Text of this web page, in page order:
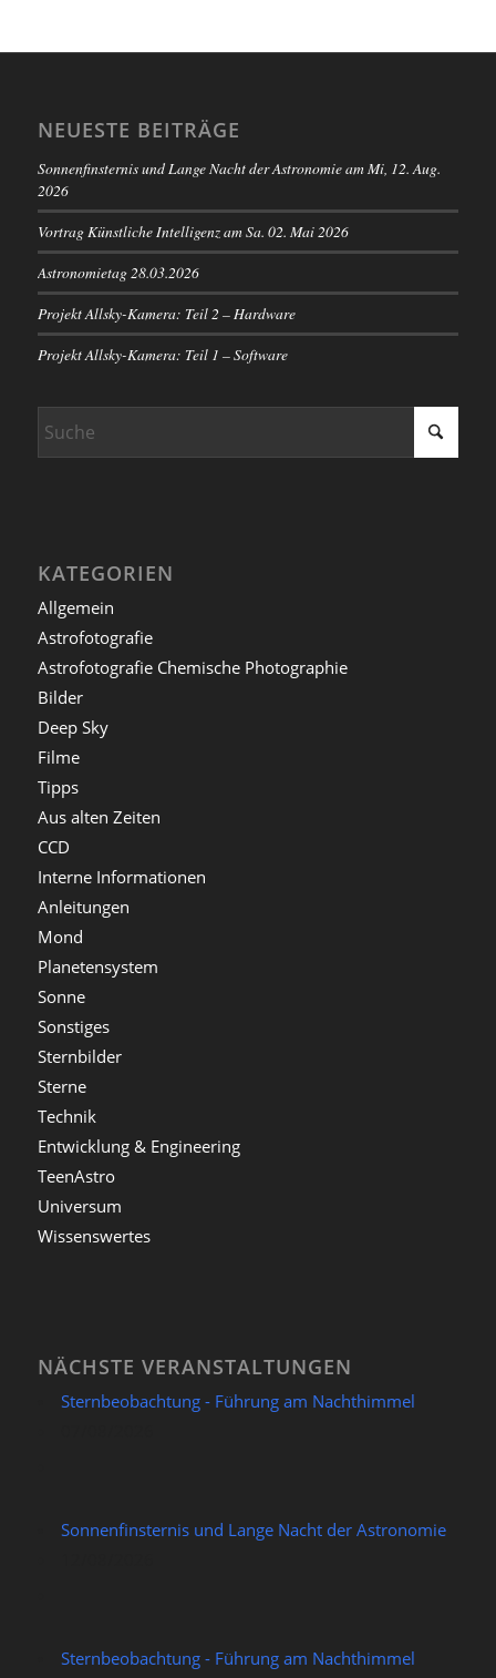
NEUESTE BEITRÄGE
Sonnenfinsternis und Lange Nacht der Astronomie am Mi, 12. Aug.
2026
Vortrag Künstliche Intelligenz am Sa. 02. Mai 2026
Astronomietag 28.03.2026
Projekt Allsky-Kamera: Teil 2 – Hardware
Projekt Allsky-Kamera: Teil 1 – Software
KATEGORIEN
Allgemein
Astrofotografie
Astrofotografie Chemische Photographie
Bilder
Deep Sky
Filme
Tipps
Aus alten Zeiten
CCD
Interne Informationen
Anleitungen
Mond
Planetensystem
Sonne
Sonstiges
Sternbilder
Sterne
Technik
Entwicklung & Engineering
TeenAstro
Universum
Wissenswertes
NÄCHSTE VERANSTALTUNGEN
Sternbeobachtung - Führung am Nachthimmel
Sonnenfinsternis und Lange Nacht der Astronomie
Sternbeobachtung - Führung am Nachthimmel